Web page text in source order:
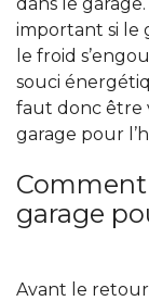
important si le
le froid
souci
faut donc être
garage pour
garage
Avant le